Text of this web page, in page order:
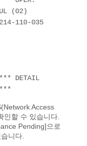
(02)
110-035
DETAIL
Access
인할 수 있습니다.
Pending]으로
니다.